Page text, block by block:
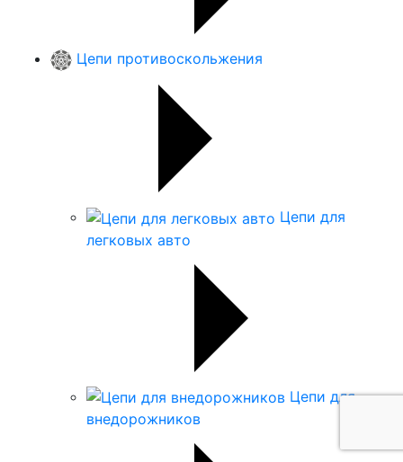
Цепи противоскольжения
Цепи для
легковых авто
Цепи для
внедорожников